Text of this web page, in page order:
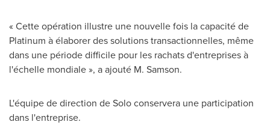
« Cette opération illustre une nouvelle fois la capacité de
Platinum à élaborer des solutions transactionnelles, même
dans une période difficile pour les rachats d'entreprises à
l'échelle mondiale », a ajouté M. Samson.
L'équipe de direction de Solo conservera une participation
dans l'entreprise.